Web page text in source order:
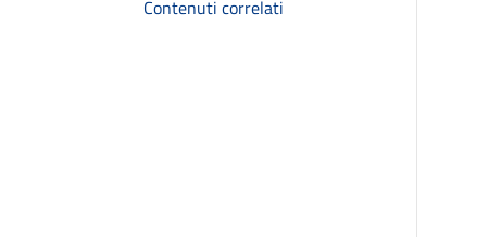
Contenuti correlati